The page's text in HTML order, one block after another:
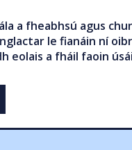
a fheabhsú agus
le fianáin ní
eolais a fháil faoin